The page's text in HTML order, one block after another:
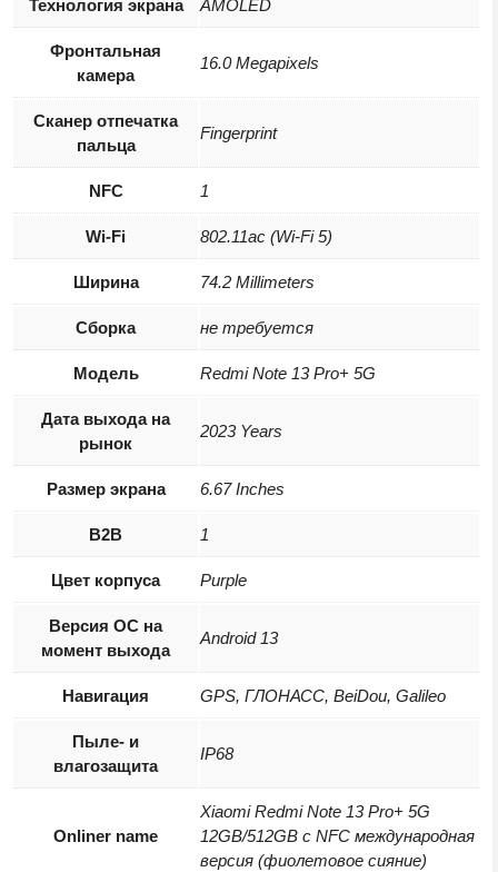
Технология экрана AMOLED
Фронтальная
камера
16.0 Megapixels
Сканер отпечатка
пальца
Fingerprint
NFC 1
Wi-Fi 802.11ac (Wi-Fi 5)
Ширина 74.2 Millimeters
Сборка не требуется
Модель Redmi Note 13 Pro+ 5G
Дата выхода на
рынок
2023 Years
Размер экрана 6.67 Inches
B2B 1
Цвет корпуса Purple
Версия ОС на
момент выхода
Android 13
Навигация GPS, ГЛОНАСС, BeiDou, Galileo
Пыле- и
влагозащита
IP68
Onliner name
Xiaomi Redmi Note 13 Pro+ 5G
12GB/512GB с NFC международная
версия (фиолетовое сияние)